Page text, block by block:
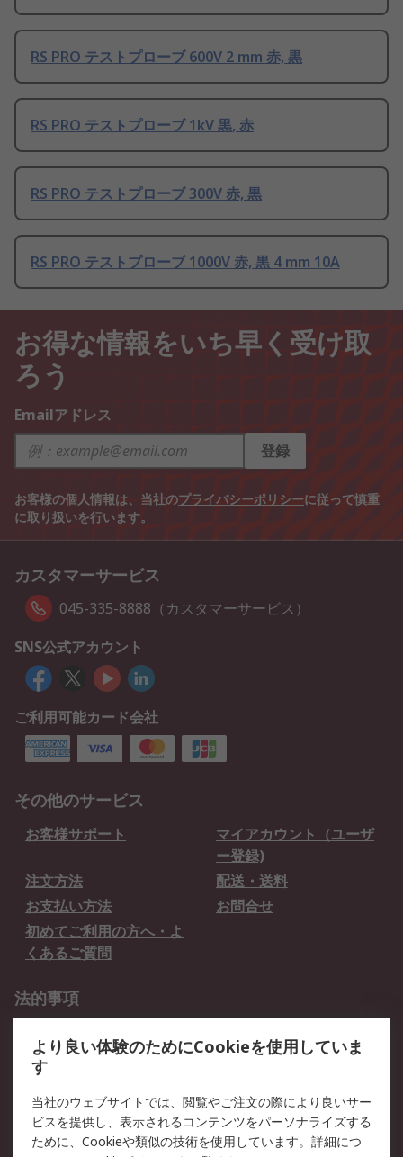
RS PRO テストプローブ 600V 2 mm 赤, 黒
RS PRO テストプローブ 1kV 黒, 赤
RS PRO テストプローブ 300V 赤, 黒
RS PRO テストプローブ 1000V 赤, 黒 4 mm 10A
お得な情報をいち早く受け取
ろう
Emailアドレス
登録
お客様の個人情報は、当社のプライバシーポリシーに従って慎重
に取り扱いを行います。
カスタマーサービス
045-335-8888（カスタマーサービス）
SNS公式アカウント
ご利用可能カード会社
その他のサービス
お客様サポート
マイアカウント（ユーザ
ー登録)
注文方法
配送・送料
お支払い方法
お問合せ
初めてご利用の方へ・よ
くあるご質問
法的事項
クッキーポリシー
RSについて
会社概要
採用情報
より良い体験のためにCookieを使用していま
す
当社のウェブサイトでは、閲覧やご注文の際により良いサー
ビスを提供し、表示されるコンテンツをパーソナライズする
ために、Cookieや類似の技術を使用しています。詳細につ